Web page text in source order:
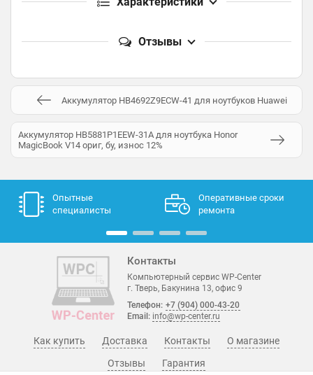
Отзывы
Аккумулятор HB4692Z9ECW-41 для ноутбуков Huawei
Аккумулятор HB5881P1EEW-31A для ноутбука Honor
MagicBook V14 ориг, бу, износ 12%
Опытные
специалисты
Оперативные сроки
ремонта
Контакты
Компьютерный сервис WP-Center
г. Тверь, Бакунина 13, офис 9
Телефон: +7 (904) 000-43-20
Email: info@wp-center.ru
О магазине
Гарантия
Отзывы
Как купить Доставка Контакты